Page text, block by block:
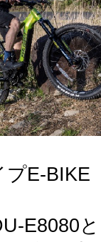
プE-
E8080